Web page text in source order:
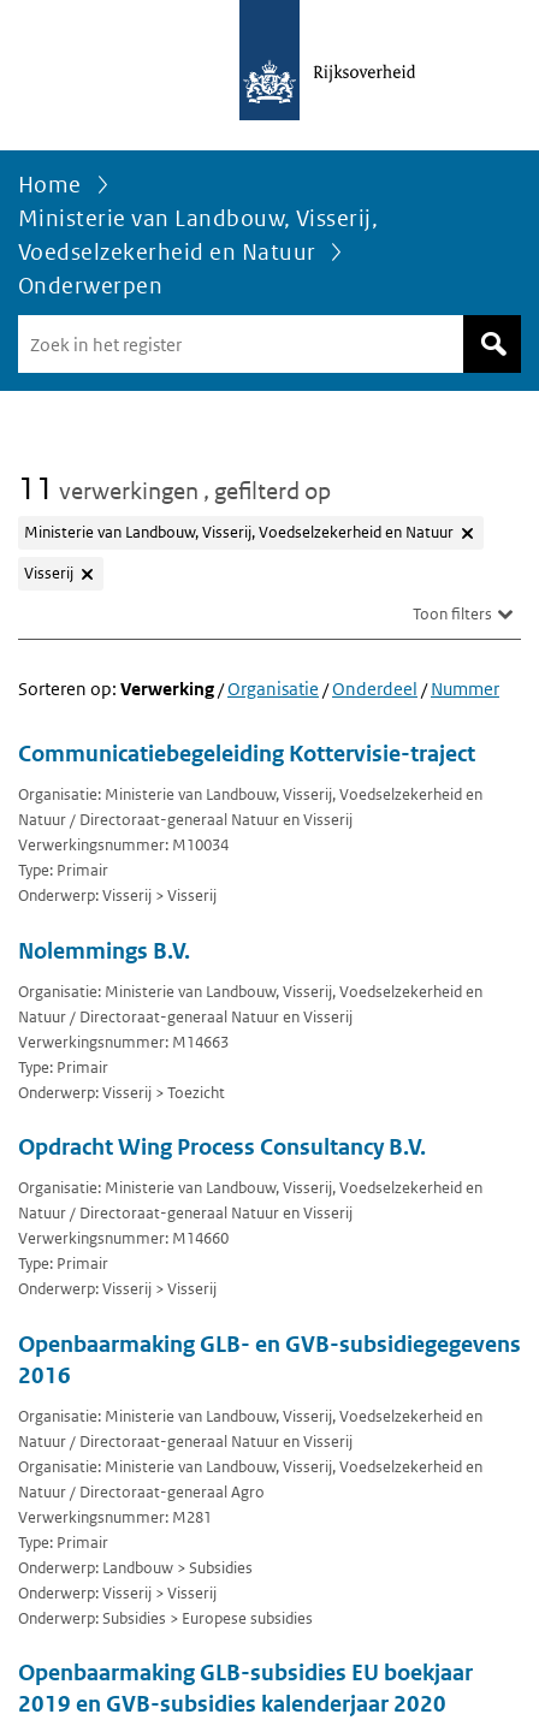
Home
Ministerie van Landbouw, Visserij,
Voedselzekerheid en Natuur
Onderwerpen
in
het
11 verwerkingen , gefilterd op
Ministerie van Landbouw, Visserij, Voedselzekerheid en Natuur
Visserij
Toon filters
Sorteren op: Verwerking/Organisatie /Onderdeel /Nummer
Communicatiebegeleiding Kottervisie-traject
Organisatie: Ministerie van Landbouw, Visserij, Voedselzekerheid en
Natuur / Directoraat-generaal Natuur en Visserij
Verwerkingsnummer: M10034
Type: Primair
Onderwerp: Visserij > Visserij
Nolemmings B.V.
Organisatie: Ministerie van Landbouw, Visserij, Voedselzekerheid en
Natuur / Directoraat-generaal Natuur en Visserij
Verwerkingsnummer: M14663
Type: Primair
Onderwerp: Visserij > Toezicht
Opdracht Wing Process Consultancy B.V.
Organisatie: Ministerie van Landbouw, Visserij, Voedselzekerheid en
Natuur / Directoraat-generaal Natuur en Visserij
Verwerkingsnummer: M14660
Type: Primair
Onderwerp: Visserij > Visserij
Openbaarmaking GLB- en GVB-subsidiegegevens
2016
Organisatie: Ministerie van Landbouw, Visserij, Voedselzekerheid en
Natuur / Directoraat-generaal Natuur en Visserij
Organisatie: Ministerie van Landbouw, Visserij, Voedselzekerheid en
Natuur / Directoraat-generaal Agro
Verwerkingsnummer: M281
Type: Primair
Onderwerp: Landbouw > Subsidies
Onderwerp: Visserij > Visserij
Onderwerp: Subsidies > Europese subsidies
Openbaarmaking GLB-subsidies EU boekjaar
2019 en GVB-subsidies kalenderjaar 2020